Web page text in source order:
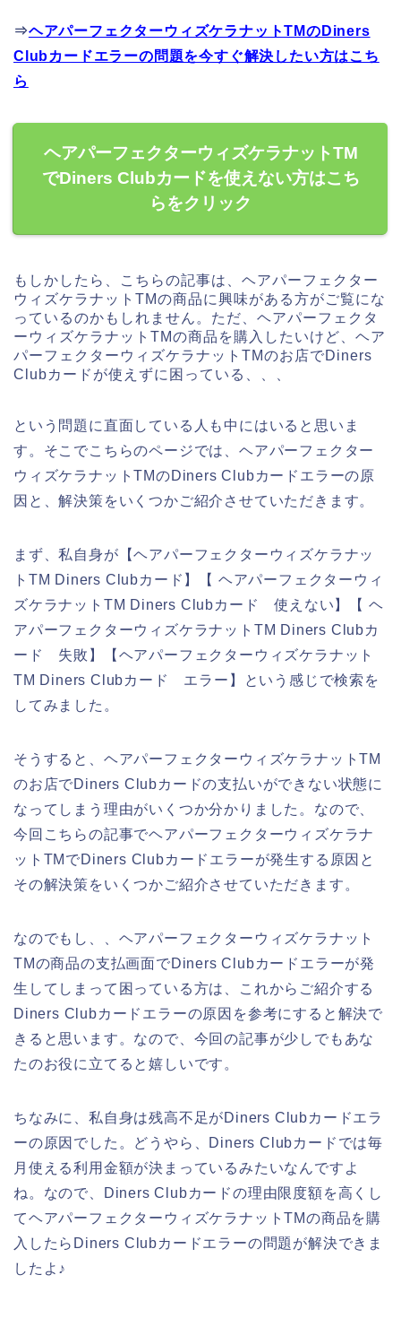
⇒ヘアパーフェクターウィズケラナットTMのDiners
Clubカードエラーの問題を今すぐ解決したい方はこち
ら
ヘアパーフェクターウィズケラナットTM
でDiners Clubカードを使えない方はこち
らをクリック
もしかしたら、こちらの記事は、ヘアパーフェクター
ウィズケラナットTMの商品に興味がある方がご覧にな
っているのかもしれません。ただ、ヘアパーフェクタ
ーウィズケラナットTMの商品を購入したいけど、ヘア
パーフェクターウィズケラナットTMのお店でDiners
Clubカードが使えずに困っている、、、
という問題に直面している人も中にはいると思いま
す。そこでこちらのページでは、ヘアパーフェクター
ウィズケラナットTMのDiners Clubカードエラーの原
因と、解決策をいくつかご紹介させていただきます。
まず、私自身が【ヘアパーフェクターウィズケラナッ
トTM Diners Clubカード】【 ヘアパーフェクターウィ
ズケラナットTM Diners Clubカード 使えない】【 ヘ
アパーフェクターウィズケラナットTM Diners Clubカ
ード 失敗】【ヘアパーフェクターウィズケラナット
TM Diners Clubカード エラー】という感じで検索を
してみました。
そうすると、ヘアパーフェクターウィズケラナットTM
のお店でDiners Clubカードの支払いができない状態に
なってしまう理由がいくつか分かりました。なので、
今回こちらの記事でヘアパーフェクターウィズケラナ
ットTMでDiners Clubカードエラーが発生する原因と
その解決策をいくつかご紹介させていただきます。
なのでもし、、ヘアパーフェクターウィズケラナット
TMの商品の支払画面でDiners Clubカードエラーが発
生してしまって困っている方は、これからご紹介する
Diners Clubカードエラーの原因を参考にすると解決で
きると思います。なので、今回の記事が少しでもあな
たのお役に立てると嬉しいです。
ちなみに、私自身は残高不足がDiners Clubカードエラ
ーの原因でした。どうやら、Diners Clubカードでは毎
月使える利用金額が決まっているみたいなんですよ
ね。なので、Diners Clubカードの理由限度額を高くし
てヘアパーフェクターウィズケラナットTMの商品を購
入したらDiners Clubカードエラーの問題が解決できま
したよ♪